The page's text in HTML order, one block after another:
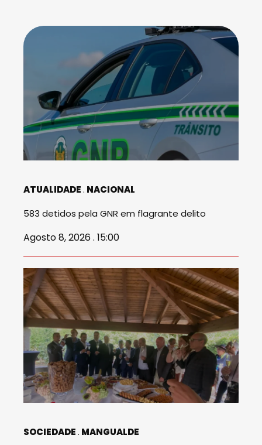
ATUALIDADE NACIONAL
583 detidos pela GNR em flagrante delito
Agosto 8, 2026 . 15:00
SOCIEDADE MANGUALDE